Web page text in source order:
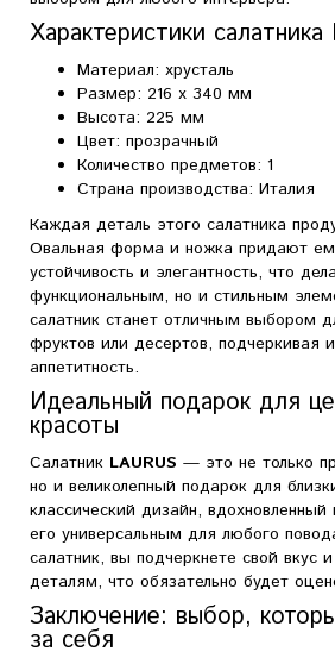
Характеристики салатника
Материал: хрусталь
Размер: 216 x 340 мм
Высота: 225 мм
Цвет: прозрачный
Количество предметов: 1
Страна производства: Италия
Каждая деталь этого салатника
Овальная форма и ножка придают
устойчивость и элегантность, что
функциональным, но и стильным
салатник станет отличным выбором
фруктов или десертов, подчеркивая
аппетитность.
Идеальный подарок для
красоты
Салатник LAURUS — это не только
но и великолепный подарок для
классический дизайн,
его универсальным для любого
салатник, вы подчеркнете свой вкус
деталям, что обязательно будет
Заключение: выбор,
за себя